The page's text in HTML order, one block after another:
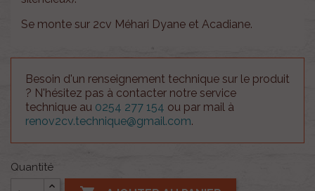
Se monte sur 2cv Méhari Dyane et Acadiane.
Besoin d'un renseignement technique sur le produit
? N'hésitez pas à contacter notre service
technique au 0254 277 154 ou par mail à
renov2cv.technique@gmail.com.
Quantité